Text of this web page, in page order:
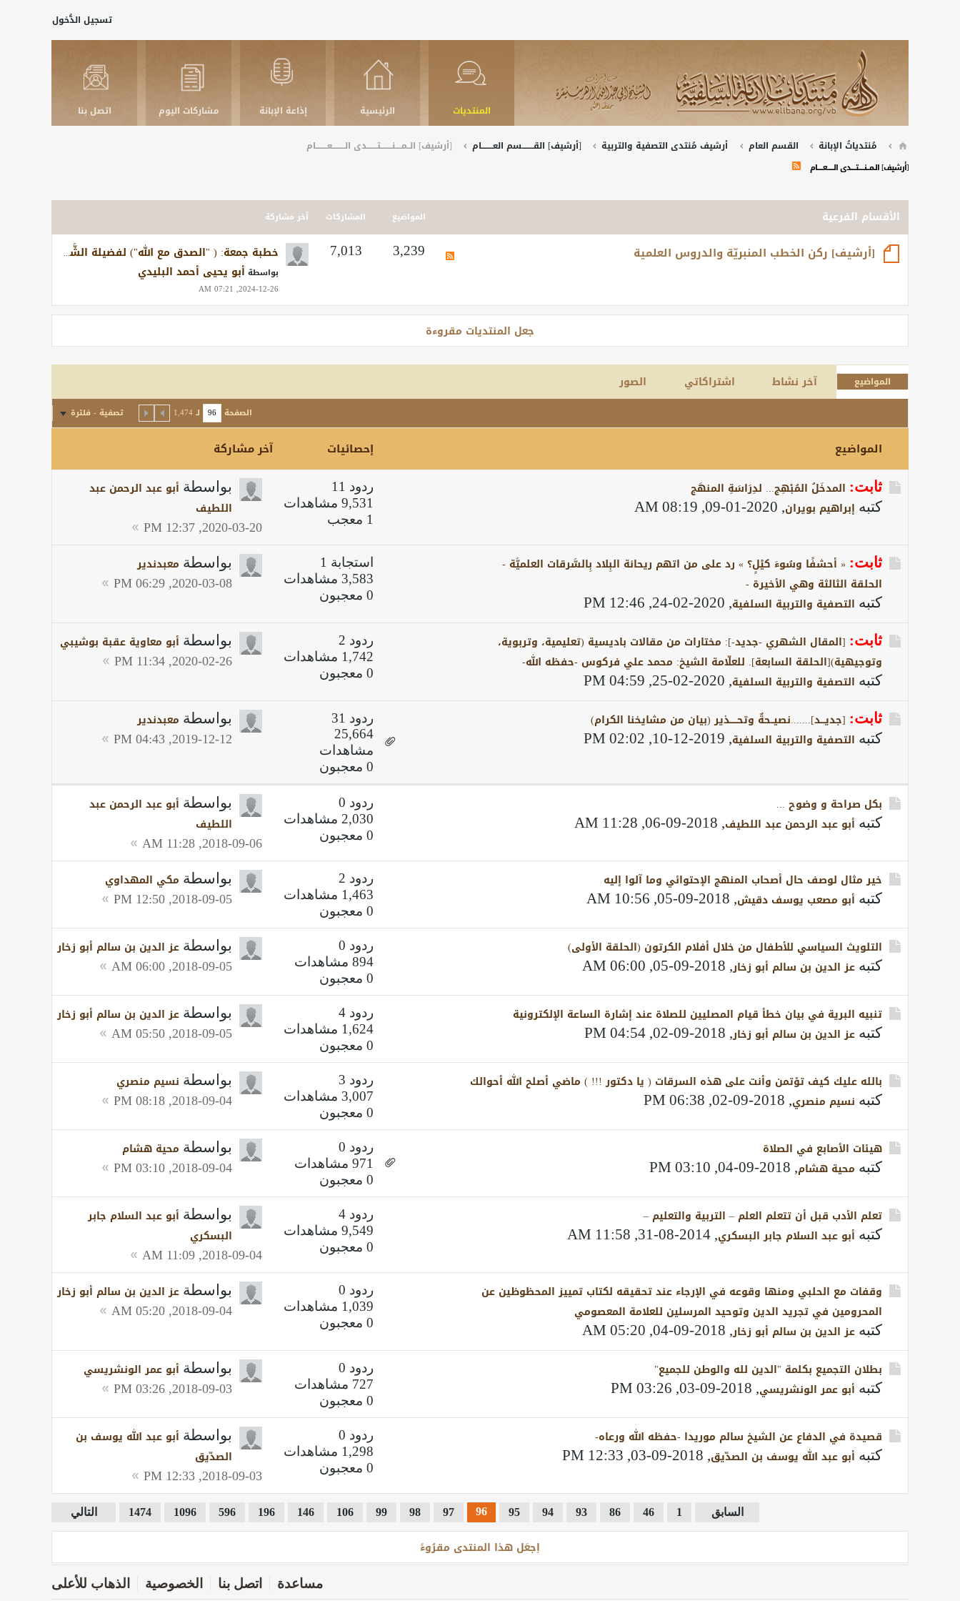
تسجيل الدُّخول
المنتديات الرئيسية إذاعة الإبانة مشاركات اليوم اتصل بنا
مُنتدياتُ الإبانة القسم العام أرشيف مُنتدى التصفية والتربية [أرشيف] القــــــــسم العــــــــام [أرشيف] الــمــــنــــــــتـــــــدى الـــــــــعــــــــام
[أرشيف] الــمــــنــــــــتـــــــدى الـــــــــعــــــــام
الأقسام الفرعية المواضيع المشاركات آخر مشاركة
[أرشيف] ركن الخطب المنبريّة والدروس العلمية 3,239
7,013
خطبة جمعة: ( "الصدق مع الله") لفضيلة الشَّيخ أبي عبد الله أزهر سنيقرة-حفظه الله - 20 من شعبان 1437 هجرية
بواسطة أبو يحيى أحمد البليدي
2024-12-26, 07:21 AM
جعل المنتديات مقروءة
المواضيع آخر نشاط اشتراكاتي الصور
الصفحة لـ1,474 تصفية - فلترة
المواضيع إحصائيات آخر مشاركة
ثابت: المدخَلُ المُبْهِج... لدِرَاسَةِ المنهَج
كتبه إبراهيم بويران,
2020-01-09, 08:19 AM
ردود 11
9,531 مشاهدات
1 معجب
بواسطة أبو عبد الرحمن عبد
اللطيف
2020-03-20, 12:37 PM
ثابت: « أحشفًا وسُوءَ كيْلٍ؟ » رد على من اتهم ريحانة البِلاد بِالسَّرقات العلميَّة -
الحلقة الثالثة وهي الأخيرة -
كتبه التصفية والتربية السلفية,
2020-02-24, 12:46 PM
استجابة 1
3,583 مشاهدات
0 معجبون
بواسطة معبدندير
2020-03-08, 06:29 PM
ثابت: [المقال الشهري -جديد-]: مختارات من مقالات باديسية (تعليمية، وتربوية،
وتوجيهية)[الحلقة السابعة]. للعلّامة الشيخ: محمد علي فركوس -حفظه الله-
كتبه التصفية والتربية السلفية,
2020-02-25, 04:59 PM
ردود 2
1,742 مشاهدات
0 معجبون
بواسطة أبو معاوية عقبة بوشيبي
2020-02-26, 11:34 PM
ثابت: [جديـــد].......نصيــحةٌ وتحـــــذير (بيان من مشايخنا الكرام)
كتبه التصفية والتربية السلفية,
2019-12-10, 02:02 PM
ردود 31
25,664
مشاهدات
0 معجبون
بواسطة معبدندير
2019-12-12, 04:43 PM
بكل صراحة و وضوح ...
كتبه أبو عبد الرحمن عبد اللطيف,
2018-09-06, 11:28 AM
ردود 0
2,030 مشاهدات
0 معجبون
بواسطة أبو عبد الرحمن عبد
اللطيف
2018-09-06, 11:28 AM
خير مثال لوصف حال أصحاب المنهج الإحتوائي وما آلوا إليه
كتبه أبو مصعب يوسف دقيش,
2018-09-05, 10:56 AM
ردود 2
1,463 مشاهدات
0 معجبون
بواسطة مكي المهداوي
2018-09-05, 12:50 PM
التلويث السياسي للأطفال من خلال أفلام الكرتون (الحلقة الأولى)
كتبه عز الدين بن سالم أبو زخار,
2018-09-05, 06:00 AM
ردود 0
894 مشاهدات
0 معجبون
بواسطة عز الدين بن سالم أبو زخار
2018-09-05, 06:00 AM
تنبيه البرية في بيان خطأ قيام المصليين للصلاة عند إشارة الساعة الإلكترونية
كتبه عز الدين بن سالم أبو زخار,
2018-09-02, 04:54 PM
ردود 4
1,624 مشاهدات
0 معجبون
بواسطة عز الدين بن سالم أبو زخار
2018-09-05, 05:50 AM
بالله عليك كيف تؤتمن وأنت على هذه السرقات ( يا دكتور !!! ) ماضي أصلح الله أحوالك
كتبه نسيم منصري,
2018-09-02, 06:38 PM
ردود 3
3,007 مشاهدات
0 معجبون
بواسطة نسيم منصري
2018-09-04, 08:18 PM
هيئات الأصابع في الصلاة
كتبه محية هشام,
2018-09-04, 03:10 PM
ردود 0
971 مشاهدات
0 معجبون
بواسطة محية هشام
2018-09-04, 03:10 PM
تعلم الأدب قبل أن تتعلم العلم – التربية والتعليم –
كتبه أبو عبد السلام جابر البسكري,
2014-08-31, 11:58 AM
ردود 4
9,549 مشاهدات
0 معجبون
بواسطة أبو عبد السلام جابر
البسكري
2018-09-04, 11:09 AM
وقفات مع الحلبي ومنها وقوعه في الإرجاء عند تحقيقه لكتاب تمييز المحظوظين عن
المحرومين في تجريد الدين وتوحيد المرسلين للعلامة المعصومي
كتبه عز الدين بن سالم أبو زخار,
2018-09-04, 05:20 AM
ردود 0
1,039 مشاهدات
0 معجبون
بواسطة عز الدين بن سالم أبو زخار
2018-09-04, 05:20 AM
بطلان التجميع بكلمة "الدين لله والوطن للجميع"
كتبه أبو عمر الونشريسي,
2018-09-03, 03:26 PM
ردود 0
727 مشاهدات
0 معجبون
بواسطة أبو عمر الونشريسي
2018-09-03, 03:26 PM
قصيدة في الدفاع عن الشيخ سالم موريدا -حفظه الله ورعاه-
كتبه أبو عبد الله يوسف بن الصدّيق,
2018-09-03, 12:33 PM
ردود 0
1,298 مشاهدات
0 معجبون
بواسطة أبو عبد الله يوسف بن
الصدّيق
2018-09-03, 12:33 PM
السابق 1
46
86
93
94
95
96
97
98
99
106
146
196
596
1096
1474 التالي
اِجعَل هذا المنتدى مقرُوءً
مساعدة اتصل بنا الخصوصية الذهاب للأعلى